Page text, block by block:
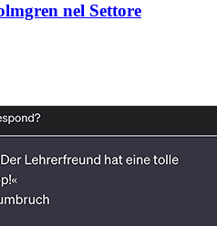
nel Settore